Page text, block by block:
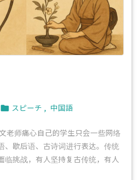
 スピーチ , 中国語
老师痛心自己的学生只会一些网络
、歇后语、古诗词进行表达。传统
临挑战，有人坚持复古传统，有人